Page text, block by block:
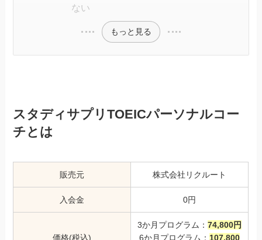
ない
もっと見る
スタディサプリTOEICパーソナルコー
チとは
販売元 株式会社リクルート
入会金 0円
価格(税込)
3か月プログラム：74,800円
6か月プログラム： 107,800